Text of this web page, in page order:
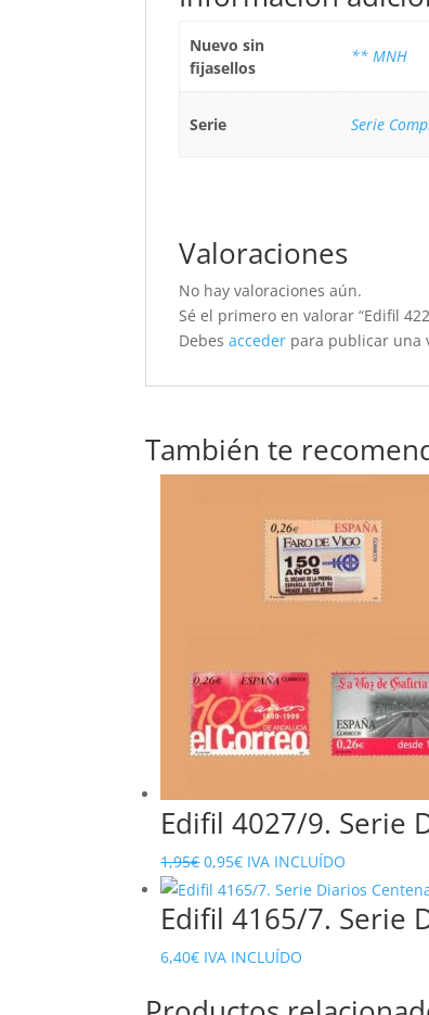
Nuevo sin
fijasellos
** MNH
Serie Serie
Valoraciones
No hay valoraciones aún.
Sé el primero en valorar “Edifil
Debesacceder para publicar una
También te
Edifil 4027/9. Serie
1,95€El
precio
original
0,95€El
precio
actual
IVA INCLUÍDO
Edifil 4165/7. Serie
6,40€ IVA INCLUÍDO